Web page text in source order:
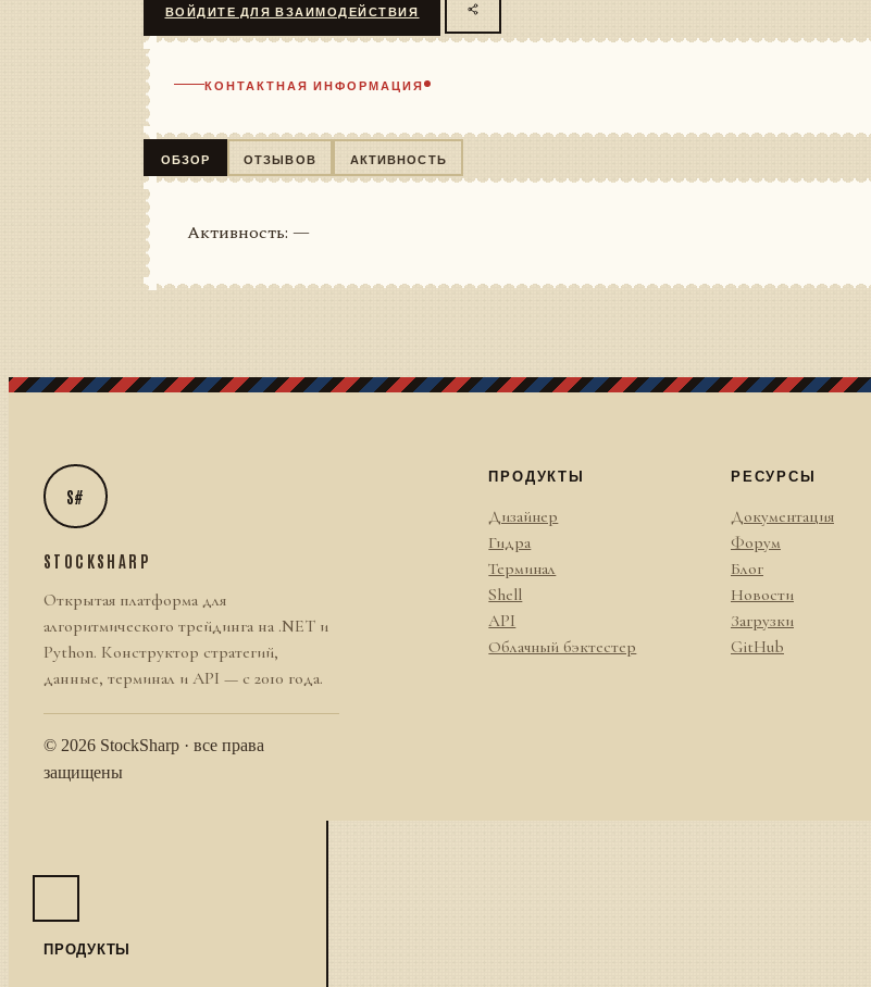
ВОЙДИТЕ ДЛЯ ВЗАИМОДЕЙСТВИЯ
КОНТАКТНАЯ ИНФОРМАЦИЯ
ОБЗОР ОТЗЫВОВ АКТИВНОСТЬ
Активность: —
S#
STOCKSHARP
Открытая платформа для
алгоритмического трейдинга на .NET и
Python. Конструктор стратегий,
данные, терминал и API — с 2010 года.
© 2026 StockSharp · все права
защищены
ПРОДУКТЫ
Дизайнер
Гидра
Терминал
Shell
API
Облачный бэктестер
РЕСУРСЫ
Документация
Форум
Блог
Новости
Загрузки
GitHub
ПРОДУКТЫ